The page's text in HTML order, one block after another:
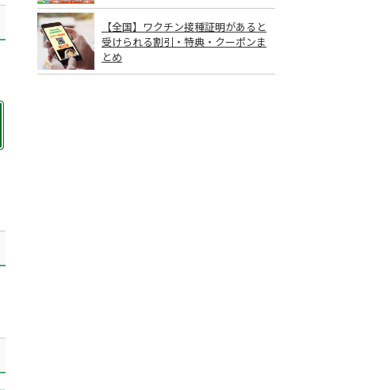
【全国】ワクチン接種証明があると
受けられる割引・特典・クーポンま
とめ